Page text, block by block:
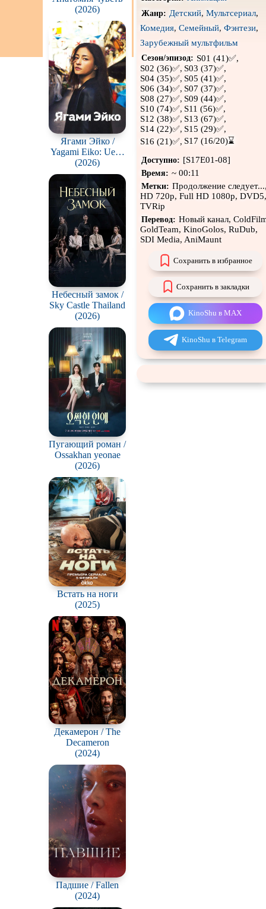
(2026)
Ягами Эйко /
Yagami Eiko: Ueno
Chuo-sho Soshiki
Hanzai Taisakuka
(2026)
Небесный замок /
Sky Castle Thailand
(2026)
Пугающий роман /
Ossakhan yeonae
(2026)
Встать на ноги
(2025)
Декамерон / The
Decameron
(2024)
Падшие / Fallen
(2024)
Сцены собнажённой
В ожидании
Жанр: Детский, Мультсериал,
Комедия, Семейный, Фэнтези,
Зарубежный мультфильм
Сезон/эпизод: S01 (41)✅,
S02 (36)✅, S03 (37)✅,
S04 (35)✅, S05 (41)✅,
S06 (34)✅, S07 (37)✅,
S08 (27)✅, S09 (44)✅,
S10 (74)✅, S11 (56)✅,
S12 (38)✅, S13 (67)✅,
S14 (22)✅, S15 (29)✅,
S16 (21)✅, S17 (16/20)⌛
Доступно: [S17E01-08]
Время: ~ 00:11
Метки: Продолжение следует...,
HD 720p, Full HD 1080p, DVD5,
TVRip
Перевод: Новый канал,
GoldTeam, KinoGolos, RuDub,
SDI Media, AniMaunt
Сохранить в избранное
Сохранить в закладки
KinoShu в MAX
KinoShu в Telegram